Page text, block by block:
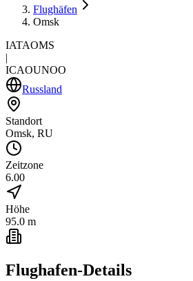
Flughäfen
Omsk
IATAOMS
|
ICAOUNOO
Russland
Standort
Omsk, RU
Zeitzone
6.00
Höhe
95.0 m
Flughafen-Details